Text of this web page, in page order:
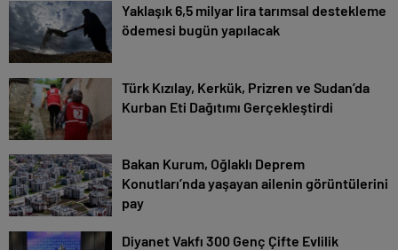
Yaklaşık 6,5 milyar lira tarımsal destekleme
ödemesi bugün yapılacak
Türk Kızılay, Kerkük, Prizren ve Sudan’da
Kurban Eti Dağıtımı Gerçekleştirdi
Bakan Kurum, Oğlaklı Deprem
Konutları’nda yaşayan ailenin görüntülerini
pay
Diyanet Vakfı 300 Genç Çifte Evlilik